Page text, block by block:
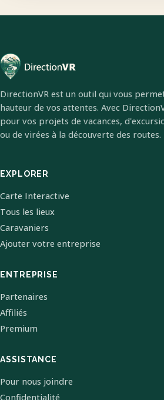
DirectionVR est un outil qui vous
hauteur de vos attentes. Avec
pour vos projets de vacances,
ou de virées à la découverte des routes.
EXPLORER
Carte Interactive
Tous les lieux
Caravaniers
Ajouter votre entreprise
ENTREPRISE
Partenaires
Affiliés
Premium
ASSISTANCE
Pour nous joindre
Confidentialité